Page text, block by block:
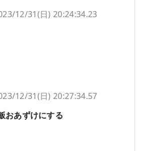
12/31(日) 20:24:34.23
12/31(日) 20:27:34.57
おあずけにする